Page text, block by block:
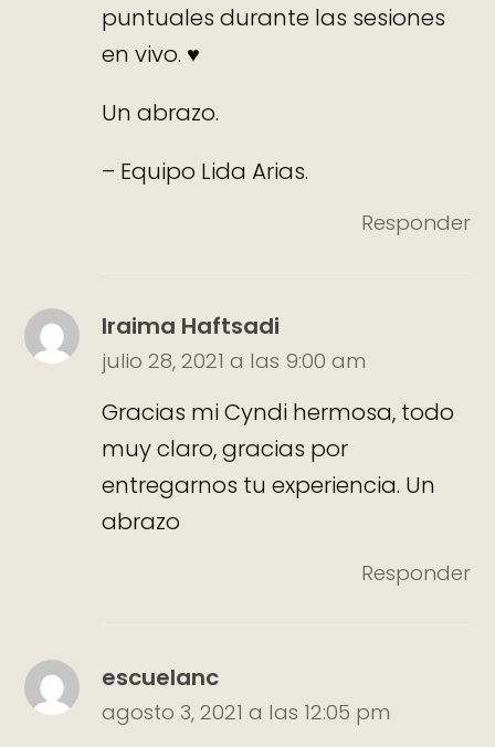
puntuales durante las sesiones
en vivo. ♥
Un abrazo.
– Equipo Lida Arias.
Responder
Iraima Haftsadi
julio 28, 2021 a las 9:00 am
Gracias mi Cyndi hermosa, todo
muy claro, gracias por
entregarnos tu experiencia. Un
abrazo
Responder
escuelanc
agosto 3, 2021 a las 12:05 pm